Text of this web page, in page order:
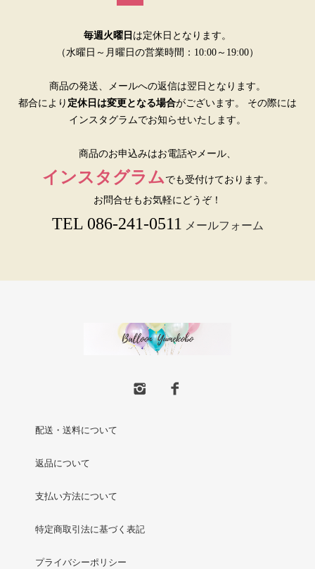
毎週火曜日 は定休日となります。
（水曜日～月曜日の営業時間：10:00～19:00）
商品の発送、メールへの返信は翌日となります。
都合により 定休日は変更となる場合がございます。 その際には
インスタグラムでお知らせいたします。
商品のお申込みはお電話やメール、
インスタグラム でも受付けております。
お問合せもお気軽にどうぞ！
TEL 086-241-0511 メールフォーム
配送・送料について
返品について
支払い方法について
特定商取引法に基づく表記
プライバシーポリシー